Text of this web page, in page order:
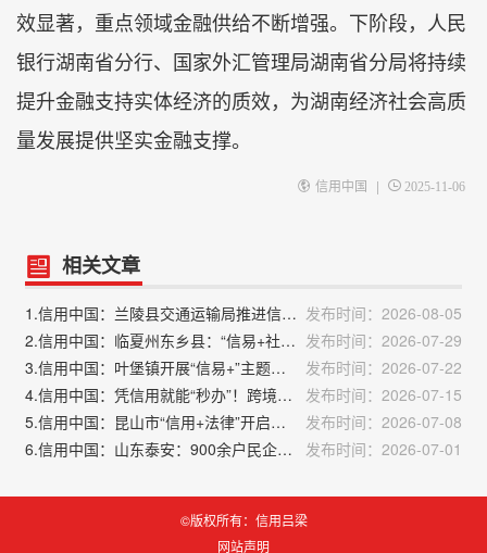
效显著，重点领域金融供给不断增强。下阶段，人民
银行湖南省分行、国家外汇管理局湖南省分局将持续
提升金融支持实体经济的质效，为湖南经济社会高质
量发展提供坚实金融支撑。
信用中国 | 2025-11-06
相关文章
1.信用中国：兰陵县交通运输局推进信用修复“一件事”改革 发布时间：2026-08-05
2.信用中国：临夏州东乡县：“信易+社会救助”让民生兜底更精准更公平 发布时间：2026-07-29
3.信用中国：叶堡镇开展“信易+”主题宣传活动
发布时间：2026-07-22
4.信用中国：凭信用就能“秒办”！跨境贸易试点藏着精细化治理大智慧
发布时间：2026-07-15
5.信用中国：昆山市“信用+法律”开启公共法律服务新路径
发布时间：2026-07-08
6.信用中国：山东泰安：900余户民企告别信用空白
发布时间：2026-07-01
©版权所有：信用吕梁
网站声明